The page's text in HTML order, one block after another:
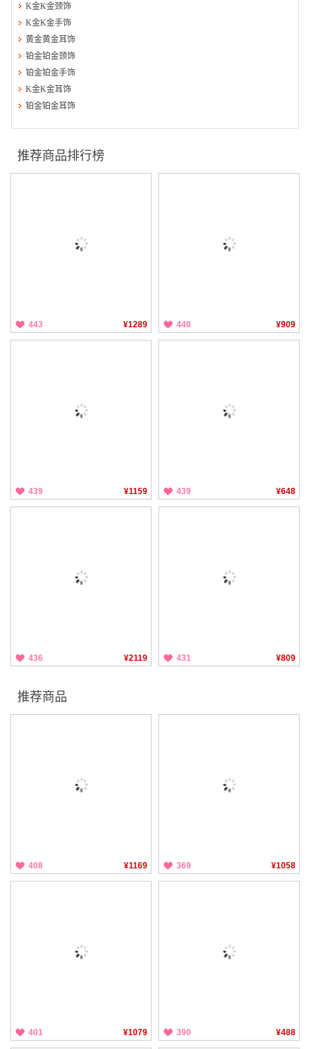
K金K金颈饰
K金K金手饰
黄金黄金耳饰
铂金铂金颈饰
铂金铂金手饰
K金K金耳饰
铂金铂金耳饰
推荐商品排行榜
443 ¥1289 440 ¥909
439 ¥1159 439 ¥648
436 ¥2119 431 ¥809
推荐商品
408 ¥1169 369 ¥1058
401 ¥1079 390 ¥488